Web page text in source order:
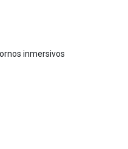
inmersivos